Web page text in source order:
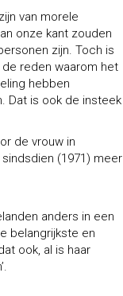
van morele
onze kant zouden
zijn. Toch is
reden waarom het
hebben
Dat is ook de insteek
de vrouw in
(1971) meer
anders in een
belangrijkste en
ook, al is haar